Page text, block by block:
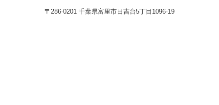
〒286-0201 千葉県富里市日吉台5丁目1096-19